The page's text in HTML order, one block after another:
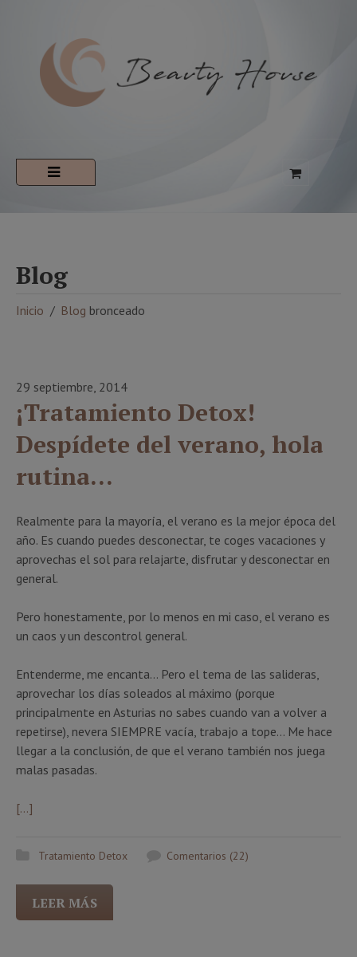
Blog
Inicio Blog bronceado
29 septiembre, 2014
¡Tratamiento Detox!
Despídete del verano, hola
rutina…
Realmente para la mayoría, el verano es la mejor época del
año. Es cuando puedes desconectar, te coges vacaciones y
aprovechas el sol para relajarte, disfrutar y desconectar en
general.
Pero honestamente, por lo menos en mi caso, el verano es
un caos y un descontrol general.
Entenderme, me encanta… Pero el tema de las salideras,
aprovechar los días soleados al máximo (porque
principalmente en Asturias no sabes cuando van a volver a
repetirse), nevera SIEMPRE vacía, trabajo a tope… Me hace
llegar a la conclusión, de que el verano también nos juega
malas pasadas.
[…]
Tratamiento Detox Comentarios (22)
LEER MÁS